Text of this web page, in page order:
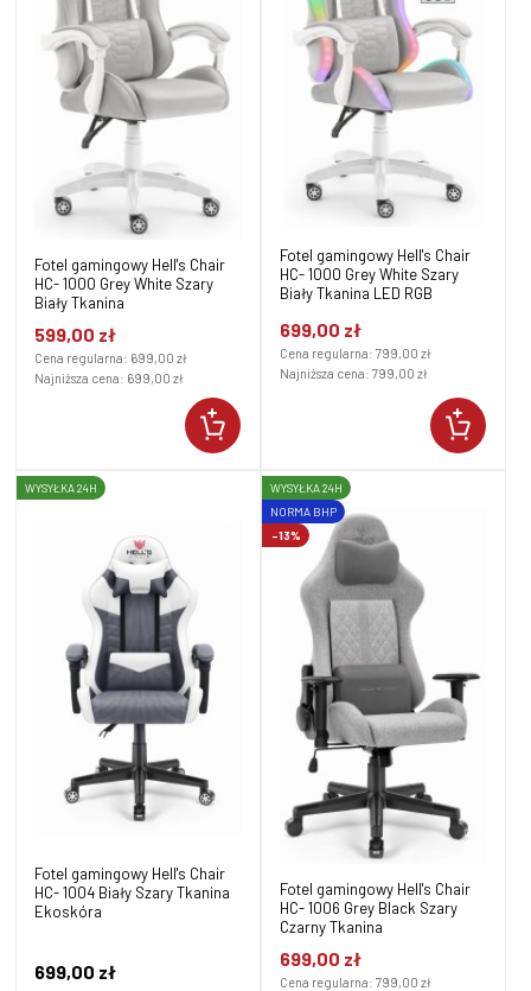
Fotel gamingowy Hell's Chair
HC- 1000 Grey White Szary
Biały Tkanina
599,00 zł
Cena regularna: 699,00 zł
Najniższa cena: 699,00 zł
Fotel gamingowy Hell's Chair
HC- 1000 Grey White Szary
Biały Tkanina LED RGB
699,00 zł
Cena regularna: 799,00 zł
Najniższa cena: 799,00 zł
Fotel gamingowy Hell's Chair
HC- 1004 Biały Szary Tkanina
Ekoskóra
699,00 zł
WYSYŁKA 24H
Fotel gamingowy Hell's Chair
HC- 1006 Grey Black Szary
Czarny Tkanina
699,00 zł
Cena regularna: 799,00 zł
-13%
WYSYŁKA 24H
NORMA BHP